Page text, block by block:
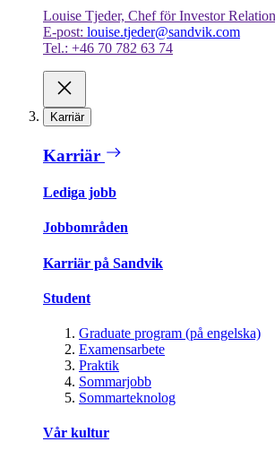
Louise Tjeder, Chef för Investor
E-post: louise.tjeder@sandvik.com
Tel.: +46 70 782 63 74
Karriär
Karriär
Lediga jobb
Jobbområden
Karriär på Sandvik
Student
Graduate program (på engelska)
Examensarbete
Praktik
Sommarjobb
Sommarteknolog
Vår kultur